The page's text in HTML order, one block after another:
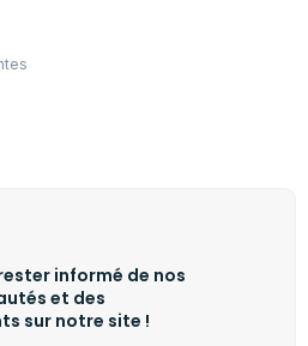
informé de nos
et des
sur notre site !